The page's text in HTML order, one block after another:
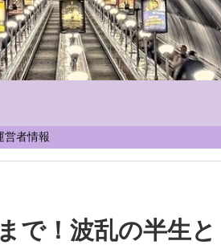
営者情報
で！波乱の半生と